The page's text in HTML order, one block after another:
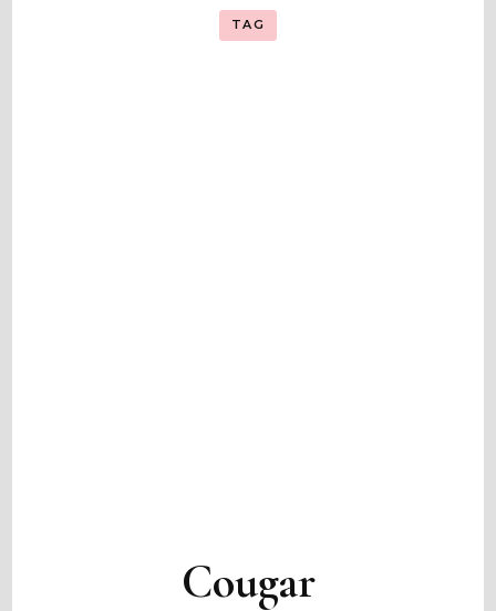
TAG
Cougar